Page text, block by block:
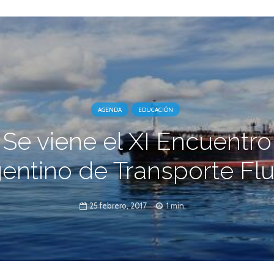
AGENDA EDUCACIÓN
Se viene el XI Encuentro
de Transporte
25 febrero, 2017 1 min.